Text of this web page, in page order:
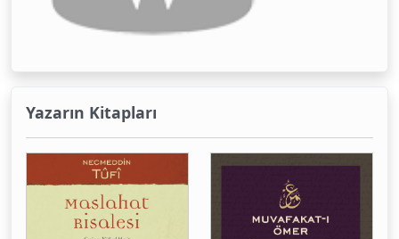
Yazarın Kitapları